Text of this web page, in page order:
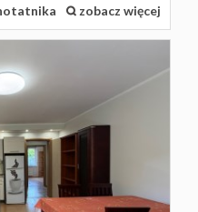
zobacz więcej